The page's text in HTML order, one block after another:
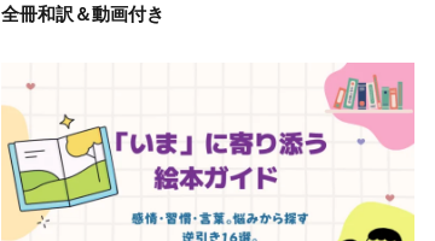
全冊和訳＆動画付き